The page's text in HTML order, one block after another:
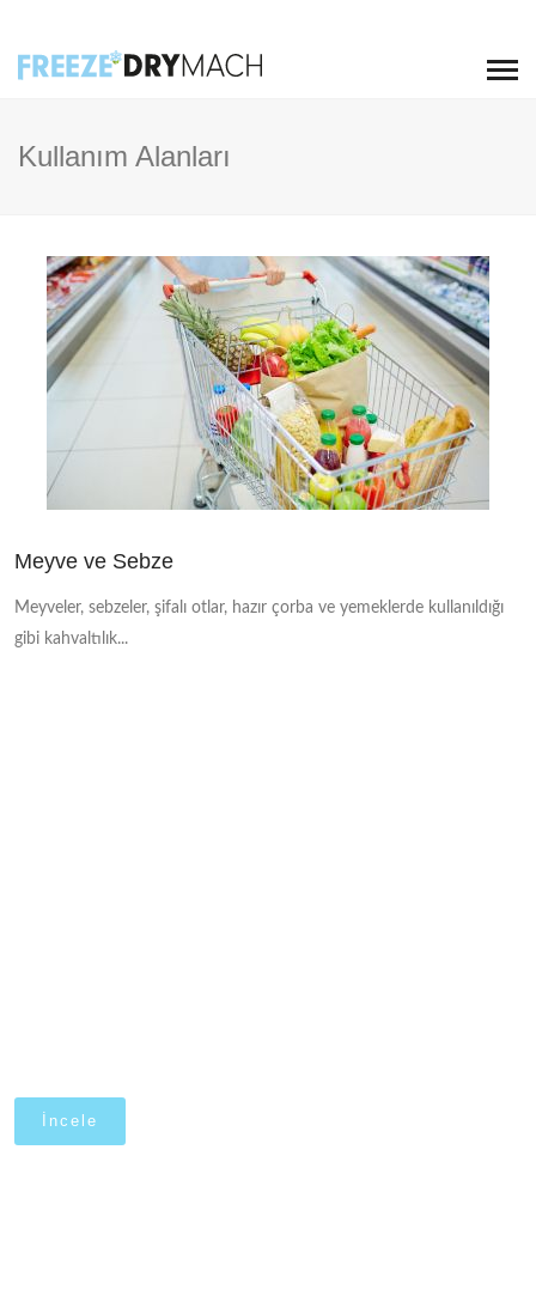
Kullanım Alanları
Meyve ve Sebze
Meyveler, sebzeler, şifalı otlar, hazır çorba ve yemeklerde kullanıldığı
gibi kahvaltılık...
İncele